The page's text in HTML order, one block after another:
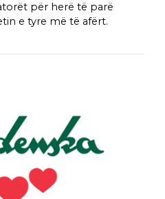
për herë të parë
e tyre më të afërt.